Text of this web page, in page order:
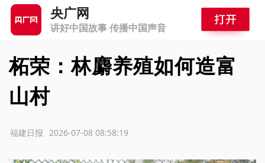
央广网
讲好中国故事 传播中国声音
柘荣：林麝养殖如何造富
山村
2026-07-08 08:58:19
福建日报